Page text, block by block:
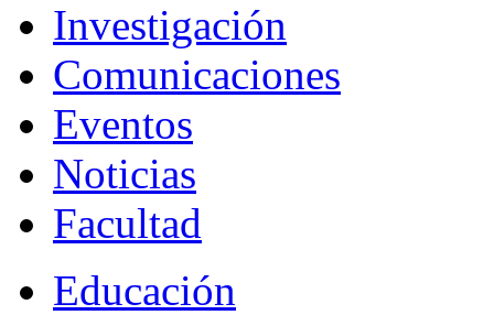
Investigación
Comunicaciones
Eventos
Noticias
Facultad
Educación